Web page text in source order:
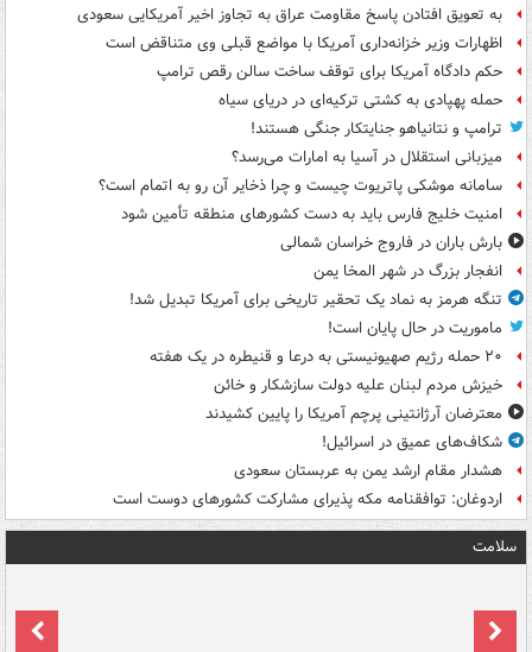
به تعویق افتادن پاسخ مقاومت عراق به تجاوز اخیر آمریکایی سعودی
اظهارات وزیر خزانه‌داری آمریکا با مواضع قبلی وی متناقض است
حکم دادگاه آمریکا برای توقف ساخت سالن رقص ترامپ
حمله پهپادی به کشتی ترکیه‌ای در دریای سیاه
ترامپ و نتانیاهو جنایتکار جنگی هستند!
میزبانی استقلال در آسیا به امارات می‌رسد؟
سامانه موشکی پاتریوت چیست و چرا ذخایر آن رو به اتمام است؟
امنیت خلیج فارس باید به دست کشورهای منطقه تأمین شود
بارش باران در فاروج خراسان شمالی
انفجار بزرگ در شهر المخا یمن
تنگه هرمز به نماد یک تحقیر تاریخی برای آمریکا تبدیل شد!
ماموریت در حال پایان است!
۲۰ حمله رژیم صهیونیستی به درعا و قنیطره در یک هفته
خیزش مردم لبنان علیه دولت سازشکار و خائن
معترضان آرژانتینی پرچم آمریکا را پایین کشیدند
شکاف‌های عمیق در اسرائیل!
هشدار مقام ارشد یمن به عربستان سعودی
اردوغان: توافقنامه مکه پذیرای مشارکت کشورهای دوست است
سلامت